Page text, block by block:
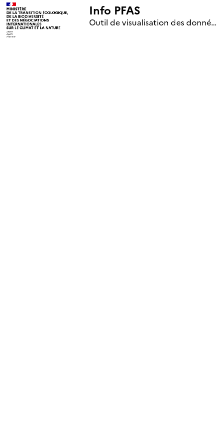
Info PFAS
Outil de visualisation des données nationales de surveillance des substances PFAS (mise à jour le 1er jour de chaque mois)
+
–